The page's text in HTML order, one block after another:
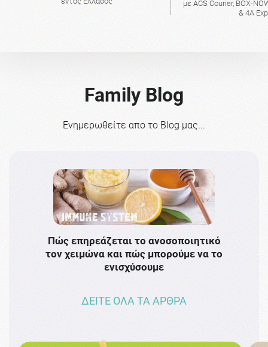
με ACS Courier, BOX-
& 4A
Family Blog
Ενημερωθείτε απο το Blog μας...
Πώς επηρεάζεται το ανοσοποιητικό
τον χειμώνα και πώς μπορούμε να το
ενισχύσουμε
ΔΕΙΤΕ ΟΛΑ ΤΑ ΑΡΘΡΑ